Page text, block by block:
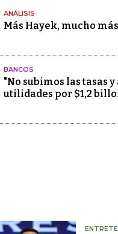
ANÁLISIS
Más Hayek, mucho
BANCOS
"No subimos las tasas
utilidades por $1,2